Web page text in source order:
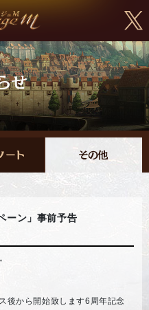
ーン」事前予告
後から開始致します6周年記念